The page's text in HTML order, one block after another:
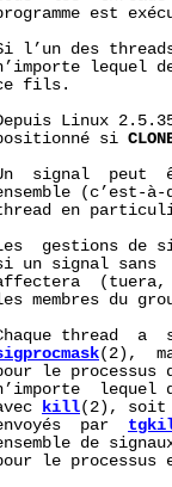
est
l’un des
lequel
fils.
Linux
si
signal  peut
en
gestions de
un signal sans
membres du
thread  a
(2),
le processus
lequel
kill(2), soit
par
de
le processus